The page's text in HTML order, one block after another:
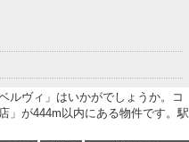
ルヴィ」はいかがでしょうか。コ
」が444m以内にある物件です。駅